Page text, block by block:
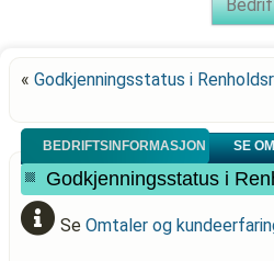
« Godkjenningsstatus i
BEDRIFTSINFORMASJON SE
Godkjenningsstatus i
Se Omtaler og